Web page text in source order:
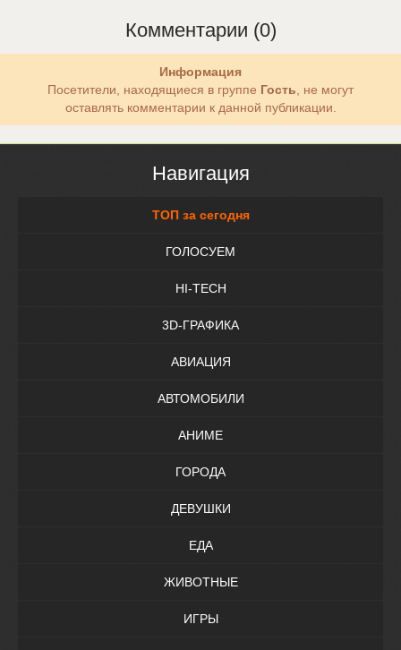
Комментарии (0)
Информация
Посетители, находящиеся в группе Гость , не могут
оставлять комментарии к данной публикации.
Навигация
ТОП за сегодня
ГОЛОСУЕМ
HI-TECH
3D-ГРАФИКА
АВИАЦИЯ
АВТОМОБИЛИ
АНИМЕ
ГОРОДА
ДЕВУШКИ
ЕДА
ЖИВОТНЫЕ
ИГРЫ